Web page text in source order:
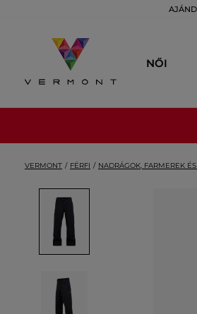
NŐI
VERMONT FÉRFI NADRÁGOK, FARMEREK